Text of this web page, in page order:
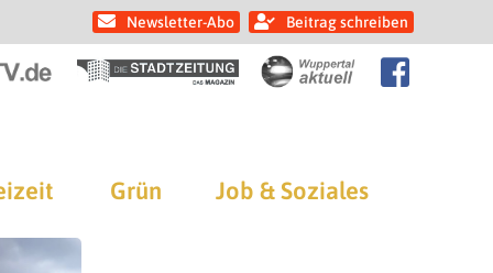
Newsletter-Abo Beitrag schreiben
Grün Job & Soziales